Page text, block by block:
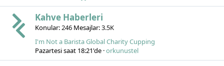
Kahve Haberleri
Konular 246 Mesajlar 3.5K
I'm Not a Barista Global Charity Cupping
Pazartesi saat 18:21'de orkunustel